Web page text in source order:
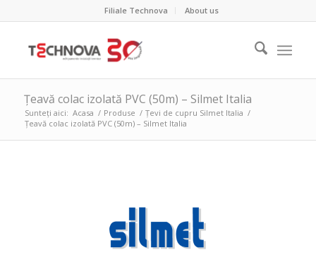
Filiale Technova About us
Țeavă colac izolată PVC (50m) – Silmet Italia
Sunteți aici: Acasa / Produse / Țevi de cupru Silmet Italia /
Țeavă colac izolată PVC (50m) – Silmet Italia